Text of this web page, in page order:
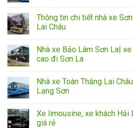
Thông tin chi tiết nhà xe
Lai Châu
Nhà xe Bảo Lâm Sơn La|
cao đi Sơn La
Nhà xe Toàn Thắng Lai
Lạng Sơn
Xe limousine, xe khách Hải
giá rẻ